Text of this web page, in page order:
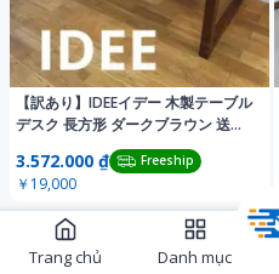
【訳あり】IDEEイデー 木製テーブル
デスク 長方形 ダークブラウン 送料
3.572.000 ₫ Freeship
￥19,000
Trang chủ Danh mục